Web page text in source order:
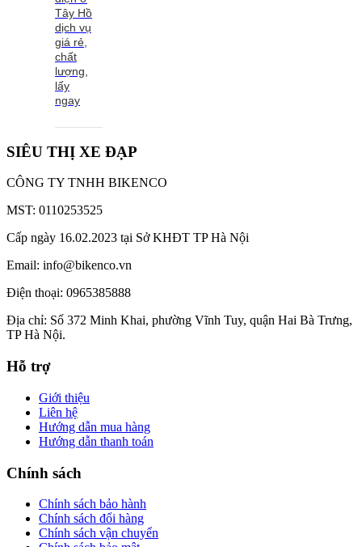
Tây Hồ
dịch vụ
giá rẻ,
chất
lượng,
lấy
ngay
SIÊU THỊ XE ĐẠP
CÔNG TY TNHH BIKENCO
MST: 0110253525
Cấp ngày 16.02.2023 tại Sở KHĐT TP Hà Nội
Email: info@bikenco.vn
Điện thoại: 0965385888
Địa chỉ: Số 372 Minh Khai, phường Vĩnh Tuy, quận Hai Bà Trưng,
TP Hà Nội.
Hỗ trợ
Giới thiệu
Liên hệ
Hướng dẫn mua hàng
Hướng dẫn thanh toán
Chính sách
Chính sách bảo hành
Chính sách đổi hàng
Chính sách vận chuyển